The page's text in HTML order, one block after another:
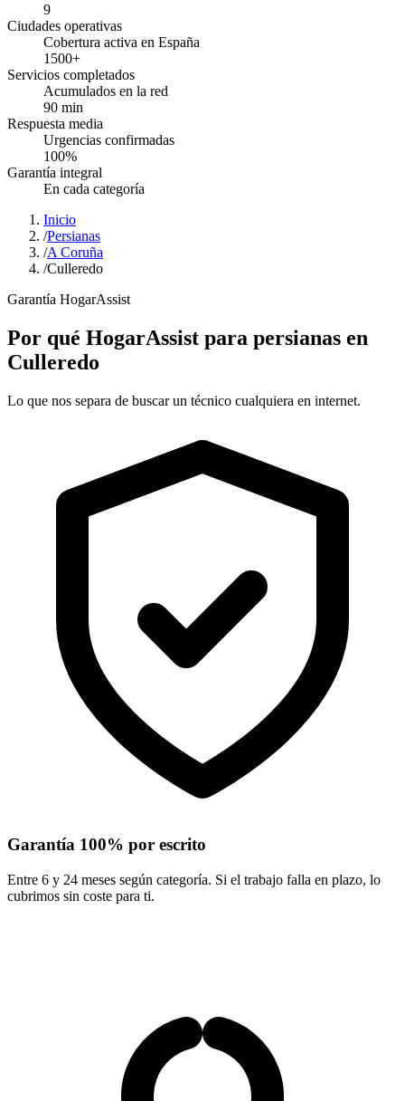
9
Ciudades operativas
Cobertura activa en España
1500+
Servicios completados
Acumulados en la red
90 min
Respuesta media
Urgencias confirmadas
100%
Garantía integral
En cada categoría
Inicio
/Persianas
/A Coruña
/Culleredo
Garantía HogarAssist
Por qué HogarAssist para persianas en
Culleredo
Lo que nos separa de buscar un técnico cualquiera en internet.
Garantía 100% por escrito
Entre 6 y 24 meses según categoría. Si el trabajo falla en plazo, lo
cubrimos sin coste para ti.